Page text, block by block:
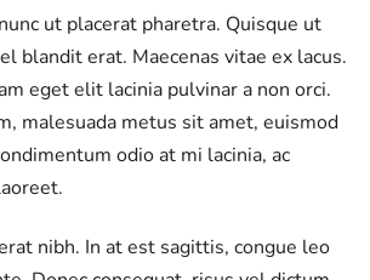
ut placerat pharetra. Quisque ut
blandit erat. Maecenas vitae ex lacus.
eget elit lacinia pulvinar a non orci.
malesuada metus sit amet, euismod
odio at mi lacinia, ac
nibh. In at est sagittis, congue leo